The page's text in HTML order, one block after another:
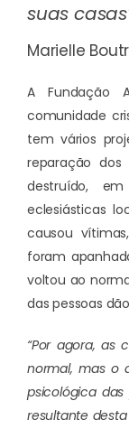
suas
Marielle
A Fundação
comunidade
tem vários
reparação
destruído,
eclesiásticas
causou
foram
voltou ao
das pessoas
“Por agora, as
normal, mas o
psicológica
resultante